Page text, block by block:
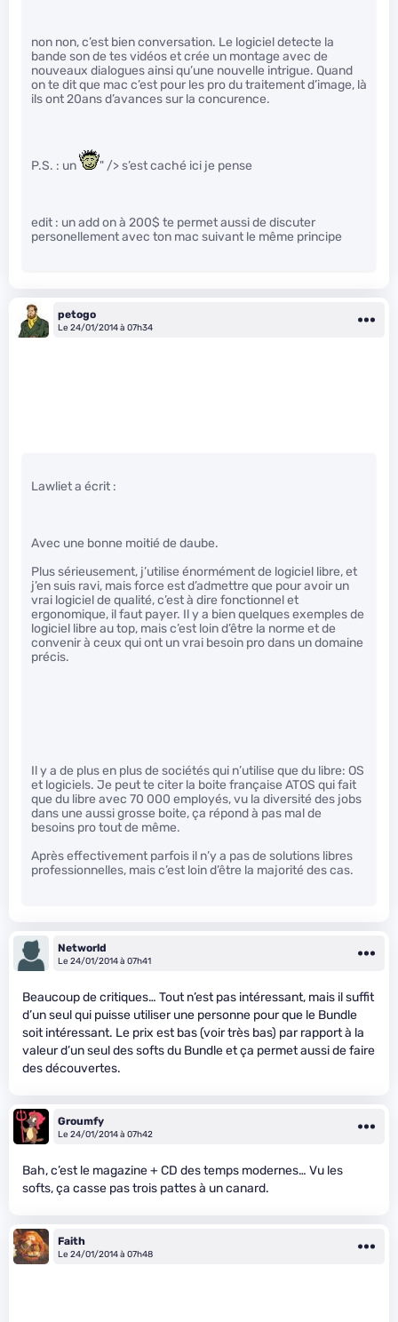
non non, c’est bien conversation. Le logiciel detecte la
bande son de tes vidéos et crée un montage avec de
nouveaux dialogues ainsi qu’une nouvelle intrigue. Quand
on te dit que mac c’est pour les pro du traitement d’image, là
ils ont 20ans d’avances sur la concurence.
P.S. : un " /> s’est caché ici je pense
edit : un add on à 200$ te permet aussi de discuter
personellement avec ton mac suivant le même principe
petogo
Le 24/01/2014 à 07h34
Lawliet a écrit :
Avec une bonne moitié de daube.
Plus sérieusement, j’utilise énormément de logiciel libre, et
j’en suis ravi, mais force est d’admettre que pour avoir un
vrai logiciel de qualité, c’est à dire fonctionnel et
ergonomique, il faut payer. Il y a bien quelques exemples de
logiciel libre au top, mais c’est loin d’être la norme et de
convenir à ceux qui ont un vrai besoin pro dans un domaine
précis.
Il y a de plus en plus de sociétés qui n’utilise que du libre: OS
et logiciels. Je peut te citer la boite française ATOS qui fait
que du libre avec 70 000 employés, vu la diversité des jobs
dans une aussi grosse boite, ça répond à pas mal de
besoins pro tout de même.
Après effectivement parfois il n’y a pas de solutions libres
professionnelles, mais c’est loin d’être la majorité des cas.
Networld
Le 24/01/2014 à 07h41
Beaucoup de critiques… Tout n’est pas intéressant, mais il suffit
d’un seul qui puisse utiliser une personne pour que le Bundle
soit intéressant. Le prix est bas (voir très bas) par rapport à la
valeur d’un seul des softs du Bundle et ça permet aussi de faire
des découvertes.
Groumfy
Le 24/01/2014 à 07h42
Bah, c’est le magazine + CD des temps modernes… Vu les
softs, ça casse pas trois pattes à un canard.
Faith
Le 24/01/2014 à 07h48